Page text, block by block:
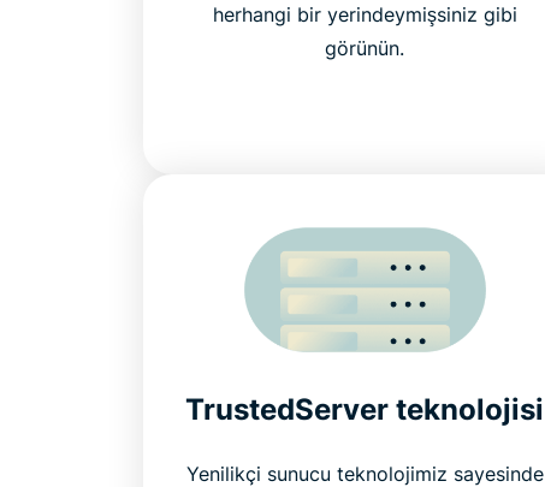
herhangi bir yerindeymişsiniz gibi
görünün.
TrustedServer teknolojisi
Yenilikçi sunucu teknolojimiz sayesinde